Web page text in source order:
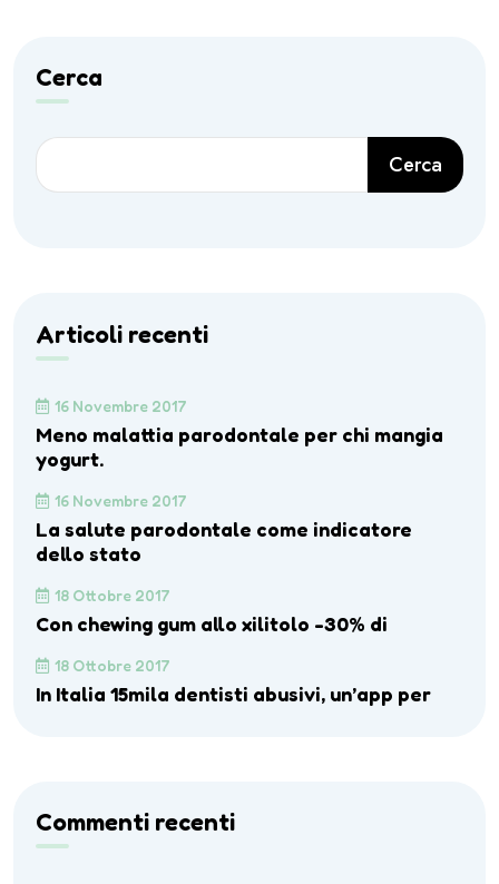
Cerca
Cerca
Articoli recenti
16 Novembre 2017
Meno malattia parodontale per chi mangia
yogurt.
16 Novembre 2017
La salute parodontale come indicatore
dello stato
18 Ottobre 2017
Con chewing gum allo xilitolo -30% di
18 Ottobre 2017
In Italia 15mila dentisti abusivi, un’app per
Commenti recenti